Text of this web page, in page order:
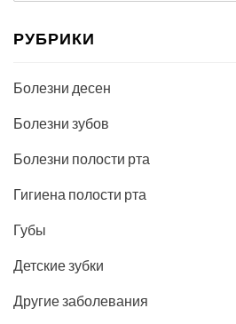
РУБРИКИ
Болезни десен
Болезни зубов
Болезни полости рта
Гигиена полости рта
Губы
Детские зубки
Другие заболевания